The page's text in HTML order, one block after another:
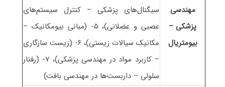
مهندسی
پزشکی –
بیومتریال
سیگنال‌های پزشکی – کنترل سیستم‌های
عصبی و عضلانی)، ۵- (مبانی بیومکانیک –
مکانیک سیالات زیستی)، ۶- (زیست سازگاری
– کاربرد مواد در مهندسی پزشکی)، ۷- (رفتار
سلولی – داربست‌ها در مهندسی بافت)